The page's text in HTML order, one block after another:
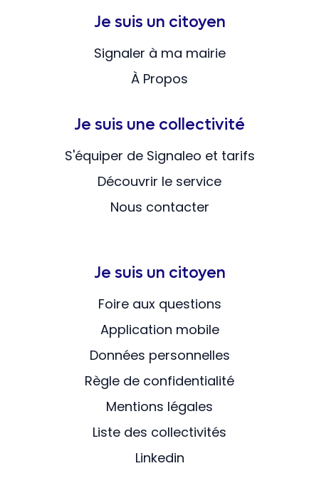
Je suis un citoyen
Signaler à ma mairie
À Propos
Je suis une collectivité
S'équiper de Signaleo et tarifs
Découvrir le service
Nous contacter
Je suis un citoyen
Foire aux questions
Application mobile
Données personnelles
Règle de confidentialité
Mentions légales
Liste des collectivités
Linkedin